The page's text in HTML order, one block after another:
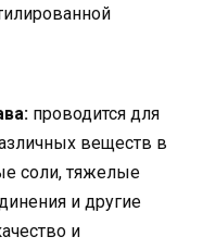
проводится для
веществ в
соли, тяжелые
и другие
и